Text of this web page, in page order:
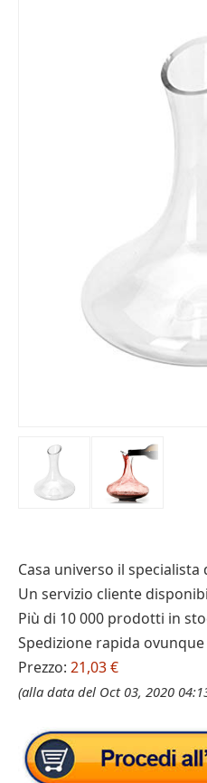
Casa universo il
Un servizio cliente
Più di 10 000 prodotti in
Spedizione rapida
Prezzo: 21,03 €
(alla data del Oct 03, 2020